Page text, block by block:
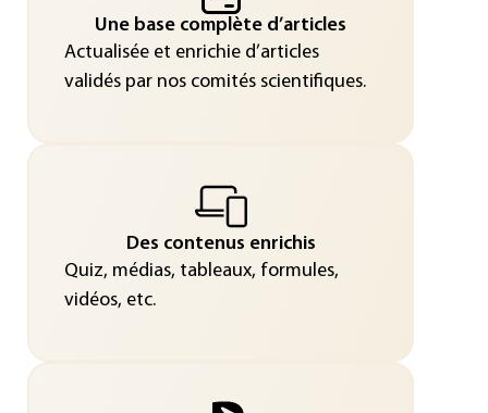
Une base complète d’articles
Actualisée et enrichie d’articles
validés par nos comités scientifiques.
Des contenus enrichis
Quiz, médias, tableaux, formules,
vidéos, etc.